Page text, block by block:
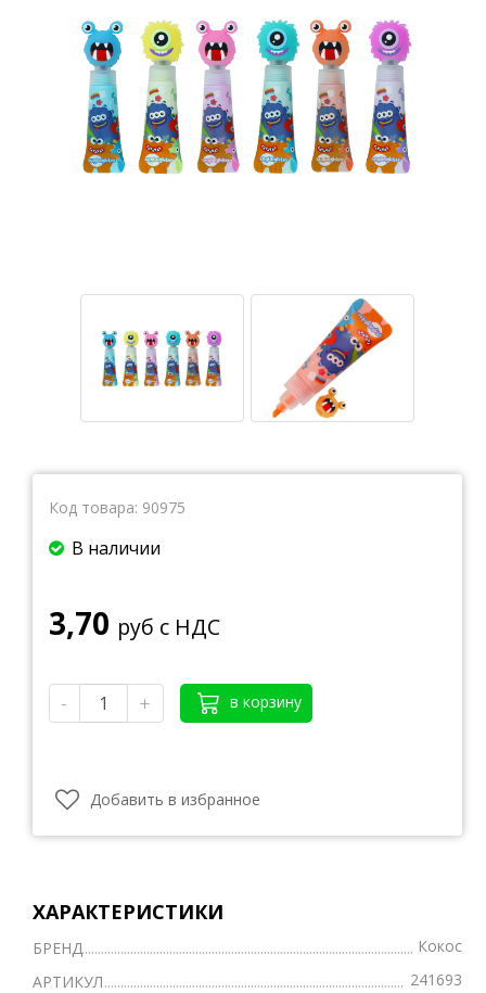
Тетради
Ватманы, калька, бумага миллиметровая, форматки
Бумага для художественных и дизайнерских работ
Конверты
Бумага для факса
Грамоты, дипломы, благодарности
Канцелярские книги, книги учета
Код товара: 90975
В наличии
3,70 руб с НДС
- + в корзину
Добавить в избранное
ХАРАКТЕРИСТИКИ
БРЕНД
Кокос
АРТИКУЛ
241693